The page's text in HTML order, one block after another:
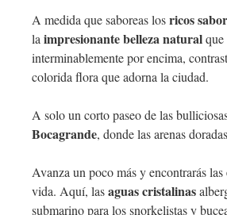
A medida que saboreas losricos
la impresionante belleza natural
interminablemente por encima,
colorida flora que adorna la ciudad.
A solo un corto paseo de las
Bocagrande, donde las arenas
Avanza un poco más y encontrarás las
vida. Aquí, lasaguas cristalinas
submarino para los snorkelistas y